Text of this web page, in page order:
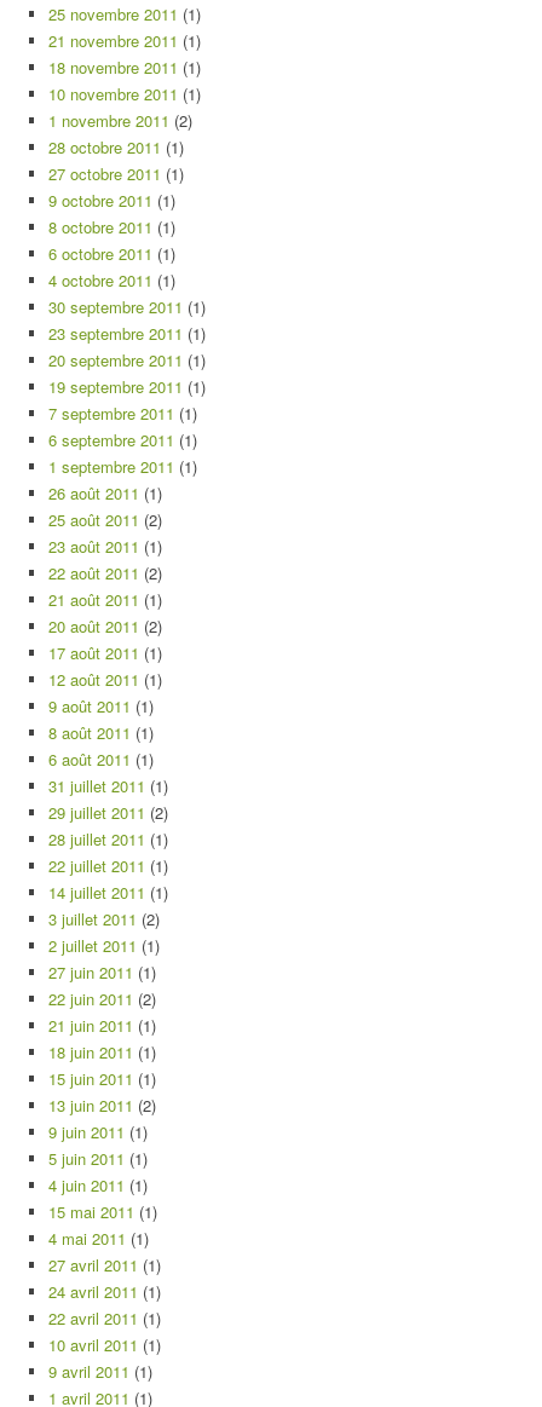
25 novembre 2011 (1)
21 novembre 2011 (1)
18 novembre 2011 (1)
10 novembre 2011 (1)
1 novembre 2011 (2)
28 octobre 2011 (1)
27 octobre 2011 (1)
9 octobre 2011 (1)
8 octobre 2011 (1)
6 octobre 2011 (1)
4 octobre 2011 (1)
30 septembre 2011 (1)
23 septembre 2011 (1)
20 septembre 2011 (1)
19 septembre 2011 (1)
7 septembre 2011 (1)
6 septembre 2011 (1)
1 septembre 2011 (1)
26 août 2011 (1)
25 août 2011 (2)
23 août 2011 (1)
22 août 2011 (2)
21 août 2011 (1)
20 août 2011 (2)
17 août 2011 (1)
12 août 2011 (1)
9 août 2011 (1)
8 août 2011 (1)
6 août 2011 (1)
31 juillet 2011 (1)
29 juillet 2011 (2)
28 juillet 2011 (1)
22 juillet 2011 (1)
14 juillet 2011 (1)
3 juillet 2011 (2)
2 juillet 2011 (1)
27 juin 2011 (1)
22 juin 2011 (2)
21 juin 2011 (1)
18 juin 2011 (1)
15 juin 2011 (1)
13 juin 2011 (2)
9 juin 2011 (1)
5 juin 2011 (1)
4 juin 2011 (1)
15 mai 2011 (1)
4 mai 2011 (1)
27 avril 2011 (1)
24 avril 2011 (1)
22 avril 2011 (1)
10 avril 2011 (1)
9 avril 2011 (1)
1 avril 2011 (1)